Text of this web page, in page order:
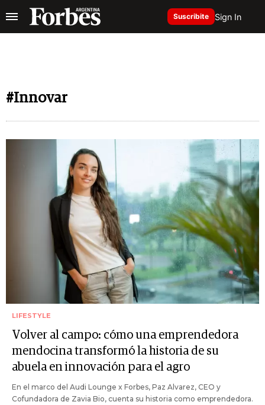
Suscribite Sign In
#Innovar
LIFESTYLE
Volver al campo: cómo una emprendedora
mendocina transformó la historia de su
abuela en innovación para el agro
En el marco del Audi Lounge x Forbes, Paz Alvarez, CEO y
Cofundadora de Zavia Bio, cuenta su historia como emprendedora.